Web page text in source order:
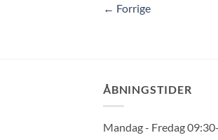
← Forrige
ÅBNINGSTIDER
Mandag - Fredag